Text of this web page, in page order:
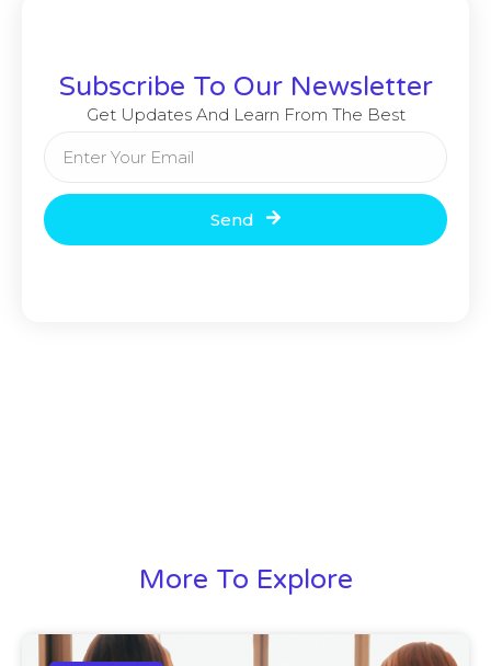
Subscribe To Our Newsletter
Get Updates And Learn From The Best
Send
More To Explore